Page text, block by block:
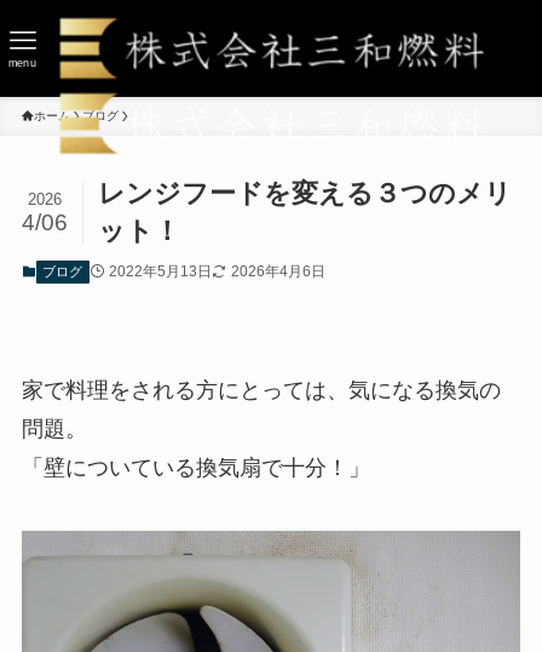
menu
ホーム ブログ
レンジフードを変える３つのメリ
ット！
2026
4/06
ブログ 2022年5月13日 2026年4月6日
家で料理をされる方にとっては、気になる換気の
問題。
「壁についている換気扇で十分！」